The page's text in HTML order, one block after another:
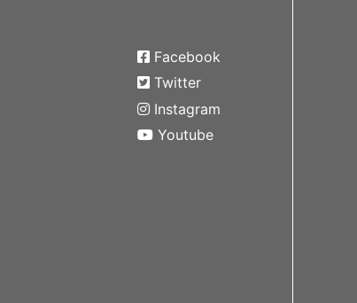
Facebook
Twitter
Instagram
Youtube